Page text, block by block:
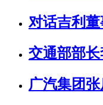
对话吉利
交通部部
广汽集团